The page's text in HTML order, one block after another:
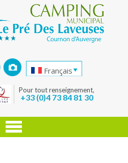
Français
Pour tout renseignement,
+33 (0)4 73 84 81 30